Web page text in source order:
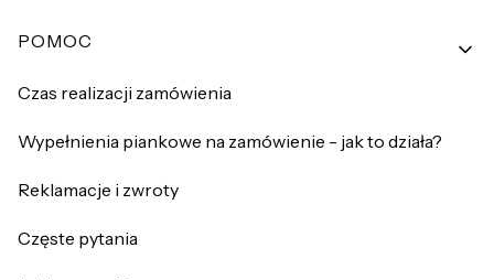
Linki w stopce
POMOC
Czas realizacji zamówienia
Wypełnienia piankowe na zamówienie - jak to działa?
Reklamacje i zwroty
Częste pytania